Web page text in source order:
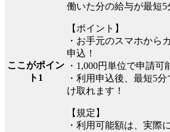
ここがポイン
ト1
働いた分の給与が最短5
【ポイント】
・お手元のスマホから
申込！
・1,000円単位で申請可
・利用申込後、最短5
け取れます！
【規定】
・利用可能額は、実際